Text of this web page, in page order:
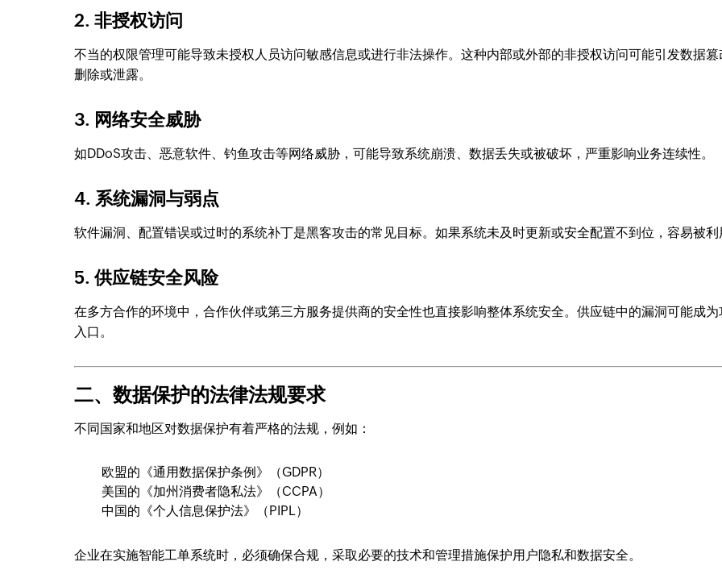
2. 非授权访问
不当的权限管理可能导致未授权人员访问敏感信息或进行非法操作。这种内部或外部的非授权访问可能引发数据篡
删除或泄露。
3. 网络安全威胁
如DDoS攻击、恶意软件、钓鱼攻击等网络威胁，可能导致系统崩溃、数据丢失或被破坏，严重影响业务连续性。
4. 系统漏洞与弱点
软件漏洞、配置错误或过时的系统补丁是黑客攻击的常见目标。如果系统未及时更新或安全配置不到位，容易被利
5. 供应链安全风险
在多方合作的环境中，合作伙伴或第三方服务提供商的安全性也直接影响整体系统安全。供应链中的漏洞可能成为
入口。
二、数据保护的法律法规要求
不同国家和地区对数据保护有着严格的法规，例如：
欧盟的《通用数据保护条例》（GDPR）
美国的《加州消费者隐私法》（CCPA）
中国的《个人信息保护法》（PIPL）
企业在实施智能工单系统时，必须确保合规，采取必要的技术和管理措施保护用户隐私和数据安全。